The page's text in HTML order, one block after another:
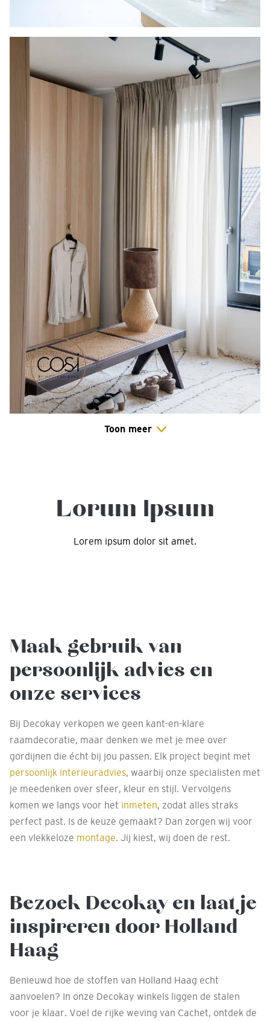
Toon meer
Lorum Ipsum
Lorem ipsum dolor sit amet.
Maak gebruik van
persoonlijk advies en
onze services
Bij Decokay verkopen we geen kant-en-klare
raamdecoratie, maar denken we met je mee over
gordijnen die écht bij jou passen. Elk project begint met
persoonlijk interieuradvies, waarbij onze specialisten met
je meedenken over sfeer, kleur en stijl. Vervolgens
komen we langs voor het inmeten, zodat alles straks
perfect past. Is de keuze gemaakt? Dan zorgen wij voor
een vlekkeloze montage. Jij kiest, wij doen de rest.
Bezoek Decokay en laat je
inspireren door Holland
Haag
Benieuwd hoe de stoffen van Holland Haag echt
aanvoelen? In onze Decokay winkels liggen de stalen
voor je klaar. Voel de rijke weving van Cachet, ontdek de